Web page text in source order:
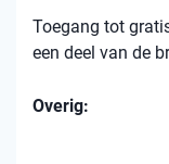
Toegang tot
een deel van de
Overig: